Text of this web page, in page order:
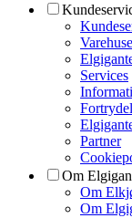
Services
Partner
Om
Om
Om